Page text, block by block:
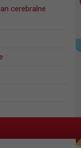
cerebralne